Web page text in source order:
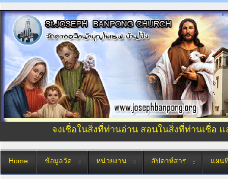
จงเชื่อในสิ่งที่ท่านอ่าน สอนในสิ่งที่ท่านเชื่อ
Home ข้อมูลวัด หน่วยงาน สัปดาห์สาร แผน